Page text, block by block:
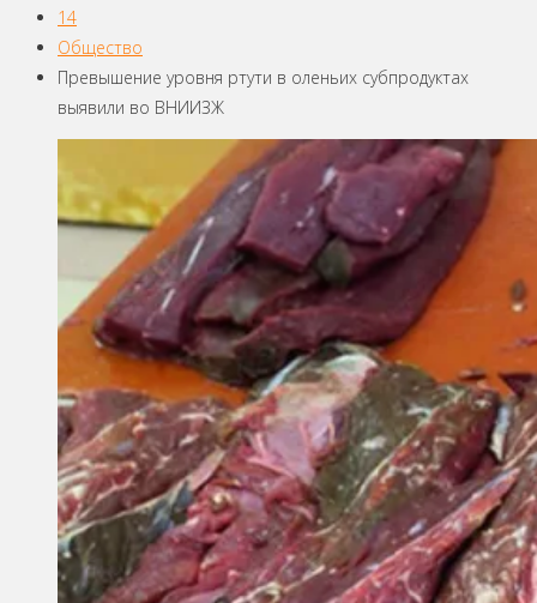
14
Общество
Превышение уровня ртути в оленьих субпродуктах
выявили во ВНИИЗЖ